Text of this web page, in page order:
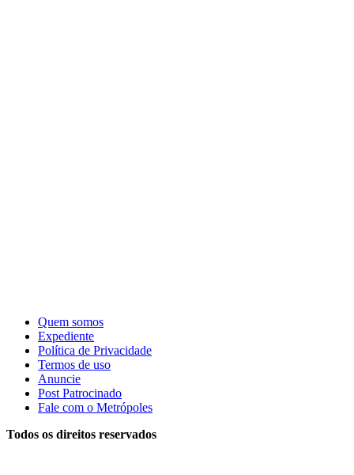
Quem somos
Expediente
Política de Privacidade
Termos de uso
Anuncie
Post Patrocinado
Fale com o Metrópoles
Todos os direitos reservados